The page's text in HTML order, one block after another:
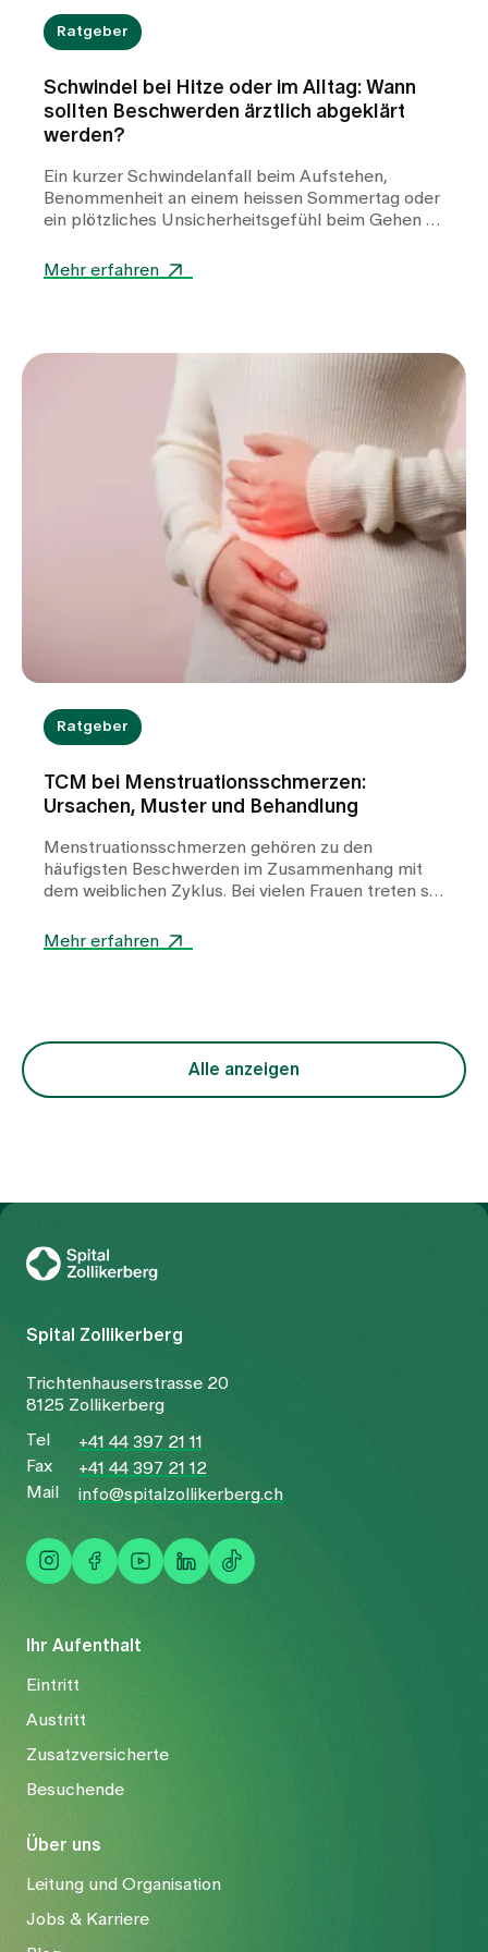
Ratgeber
Schwindel bei Hitze oder im Alltag: Wann
sollten Beschwerden ärztlich abgeklärt
werden?
Ein kurzer Schwindelanfall beim Aufstehen,
Benommenheit an einem heissen Sommertag oder
ein plötzliches Unsicherheitsgefühl beim Gehen –
Betroffene häufig verunsichern. Während Hitze
Ursachen dahinterstecken. Erfahren Sie, wann
Schwindel harmlos ist, welche Warnzeichen Sie
ernst nehmen sollten und wie wir Sie bei der
Abklärung unterstützen.
Mehr erfahren
Ratgeber
TCM bei Menstruationsschmerzen:
Ursachen, Muster und Behandlung
Menstruationsschmerzen gehören zu den
häufigsten Beschwerden im Zusammenhang mit
dem weiblichen Zyklus. Bei vielen Frauen treten sie
deutlich beeinträchtigen. In unserer TCM-Praxis
im Körper. Im Zentrum steht dabei die Frage,
warum der freie Fluss von Qi (Lebensenergie) und
Mehr erfahren
Alle anzeigen
Ihr Aufenthalt
Eintritt
Austritt
Zusatzversicherte
Besuchende
Über uns
Leitung und Organisation
Jobs & Karriere
Spital Zollikerberg
Trichtenhauserstrasse 20
8125 Zollikerberg
Tel
+41 44 397 21 11
Fax
+41 44 397 21 12
Mail
info@spitalzollikerberg.ch